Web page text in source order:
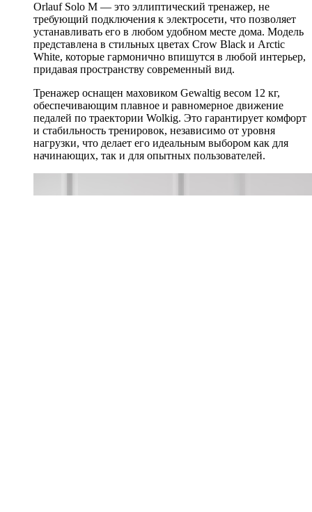
Orlauf Solo M — это эллиптический тренажер, не
требующий подключения к электросети, что позволяет
устанавливать его в любом удобном месте дома. Модель
представлена в стильных цветах Crow Black и Arctic
White, которые гармонично впишутся в любой интерьер,
придавая пространству современный вид.
Тренажер оснащен маховиком Gewaltig весом 12 кг,
обеспечивающим плавное и равномерное движение
педалей по траектории Wolkig. Это гарантирует комфорт
и стабильность тренировок, независимо от уровня
нагрузки, что делает его идеальным выбором как для
начинающих, так и для опытных пользователей.